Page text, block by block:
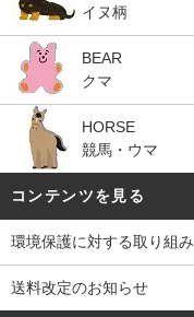
イヌ柄
BEAR
クマ
HORSE
競馬・ウマ
コンテンツを見る
環境保護に対する取り組み
送料改定のお知らせ